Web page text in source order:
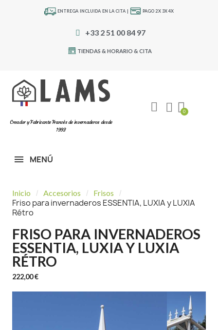
ENTREGA INCLUIDA EN LA CITA | PAGO 2X 3X 4X
+33 2 51 00 84 97
TIENDAS & HORARIO & CITA
Creador y Fabricante Francés de invernaderos desde
1993
MENÚ
Inicio Accesorios Frisos
Friso para invernaderos ESSENTIA, LUXIA y LUXIA
Rétro
FRISO PARA INVERNADEROS
ESSENTIA, LUXIA Y LUXIA
RÉTRO
222,00 €